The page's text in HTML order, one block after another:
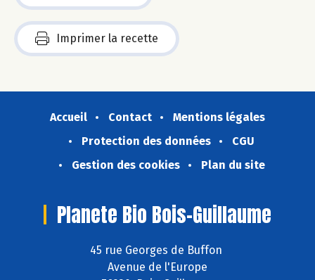
Imprimer la recette
Accueil Contact
Mentions légales
Protection des données
CGU
Gestion des cookies
Plan du site
Planete Bio Bois-Guillaume
45 rue Georges de Buffon
Avenue de l'Europe